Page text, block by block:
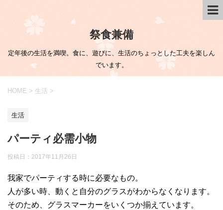
祭食兼備
定年後の生活を満喫。食に、遊びに、生活のちょっとした工夫を楽しん
でいます。
HOME > 生活 >
生活
パーティ必需小物
投稿日： 2017年11月26日
我家でパーティする時に必要なもの。
人が多い時、動くと自分のグラスがわからなくなります。
そのため、グラスマーカーをいくつか揃えています。